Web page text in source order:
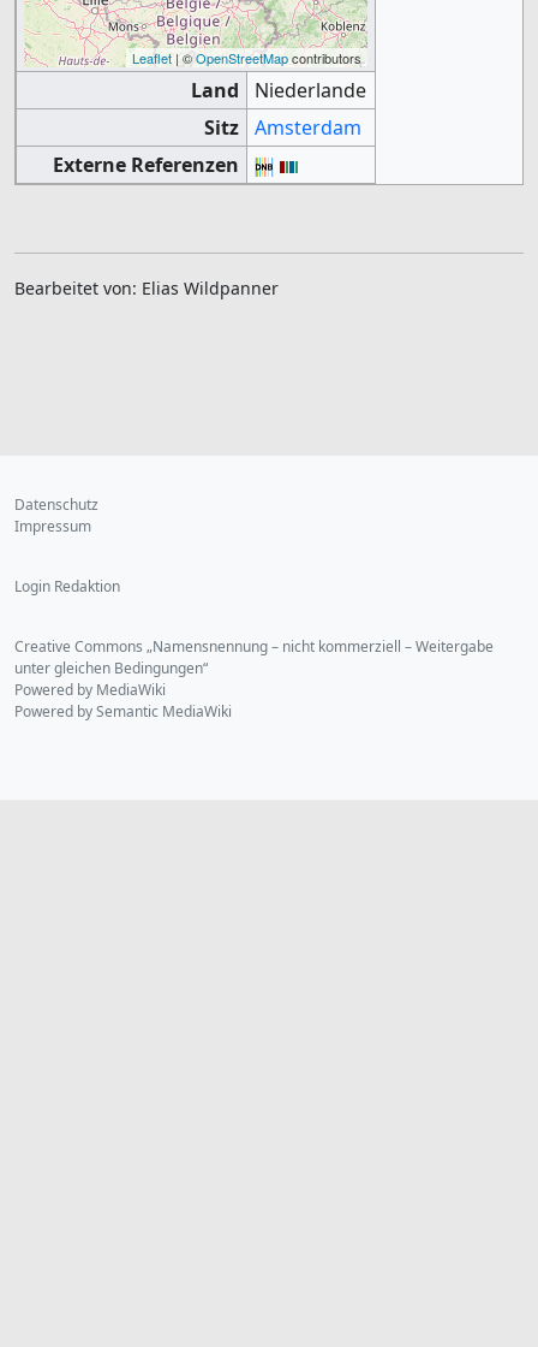
Leaflet| ©OpenStreetMapcontributors
Land
Niederlande
Sitz
Amsterdam
Externe Referenzen
Bearbeitet von: Elias Wildpanner
Datenschutz
Impressum
Login Redaktion
Creative Commons „Namensnennung – nicht kommerziell – Weitergabe
unter gleichen Bedingungen“
Powered by MediaWiki
Powered by Semantic MediaWiki